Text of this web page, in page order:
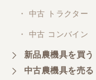
・ 中古 トラクター
・ 中古 コンバイン
新品農機具を買う
中古農機具を売る